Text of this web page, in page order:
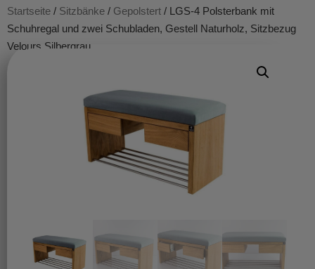
Startseite / Sitzbänke / Gepolstert / LGS-4 Polsterbank mit
Schuhregal und zwei Schubladen, Gestell Naturholz, Sitzbezug
Velours Silbergrau